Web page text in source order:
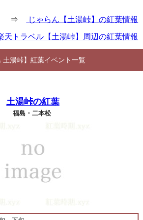
⇒ じゃらん【土湯峠】の紅葉情報
天トラベル【土湯峠】周辺の紅葉情報
土湯峠】紅葉イベント一覧
土湯峠の紅葉
福島・二本松